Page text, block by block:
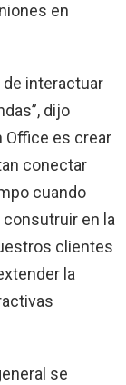
en
interactuar
dijo
Office es crear
conectar
cuando
en la
clientes
la
se